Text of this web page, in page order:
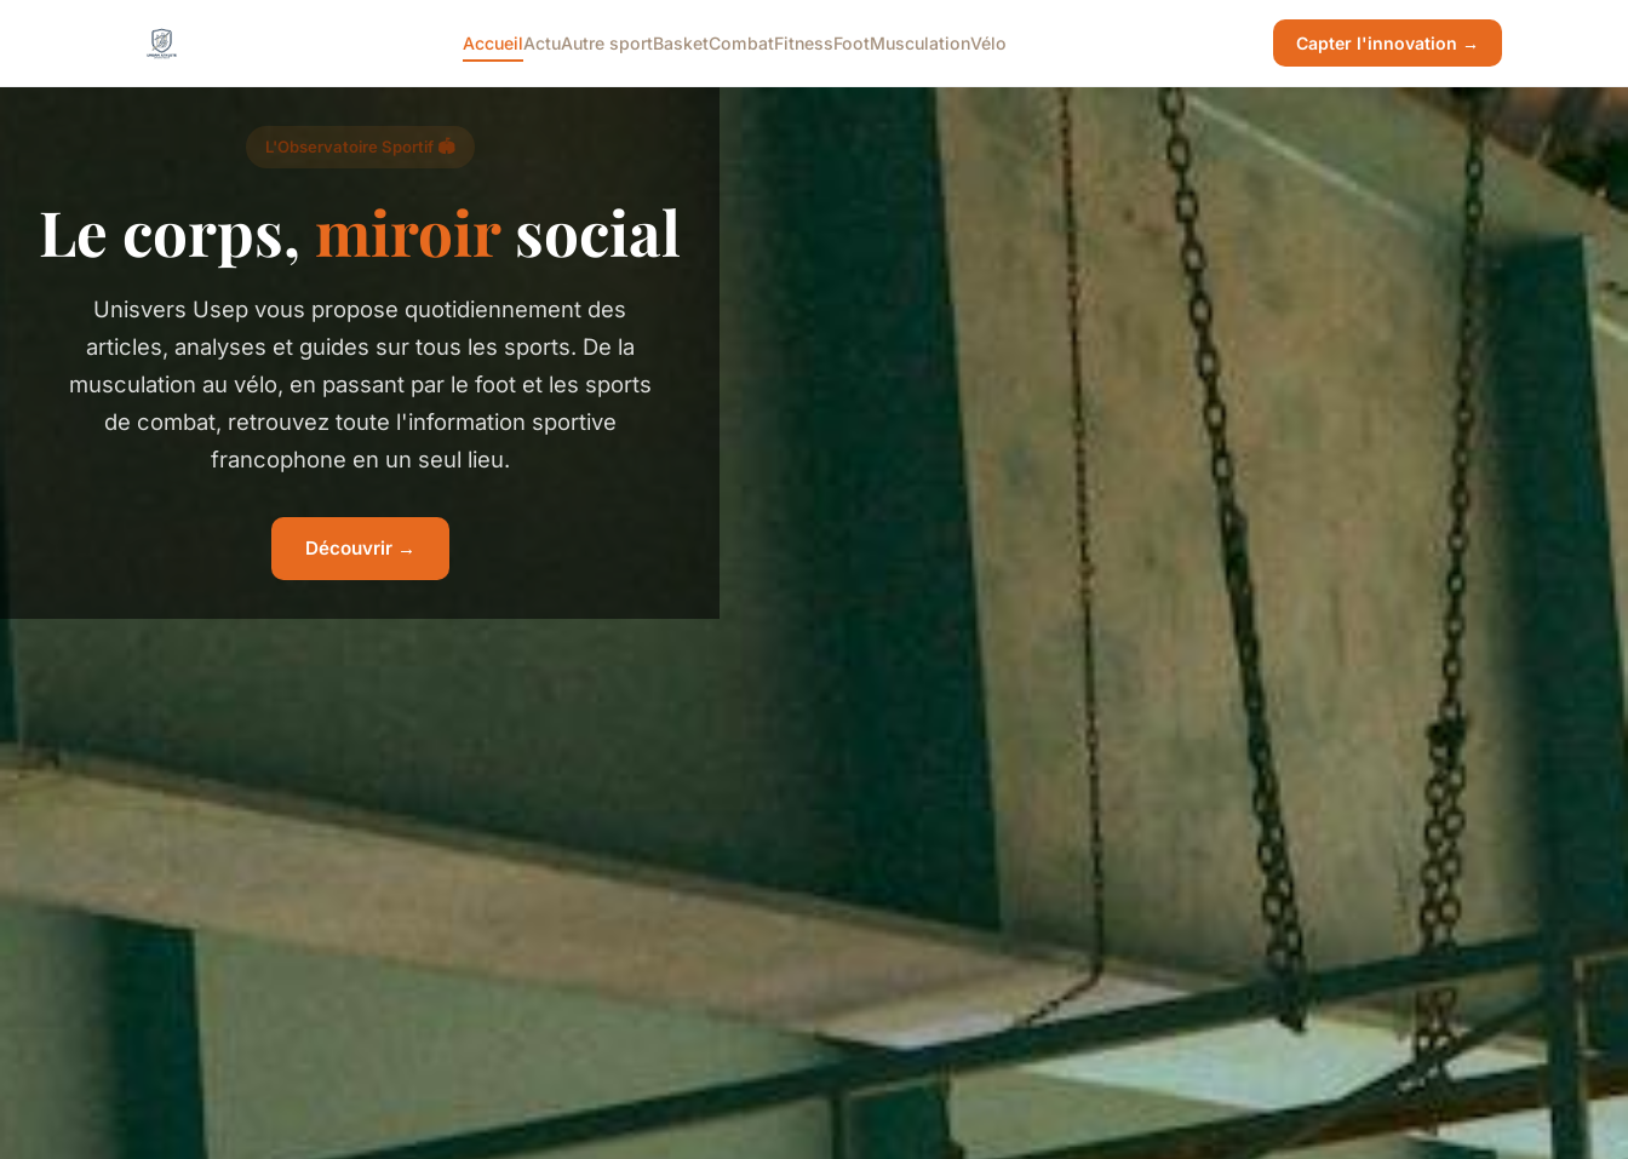
AccueilActuAutre sportBasketCombatFitnessFootMusculationVélo Capter l'innovation →
L'Observatoire Sportif 🏟️
Le corps, miroirsocial
Unisvers Usep vous propose quotidiennement des
articles, analyses et guides sur tous les sports. De la
musculation au vélo, en passant par le foot et les sports
de combat, retrouvez toute l'information sportive
francophone en un seul lieu.
Découvrir →